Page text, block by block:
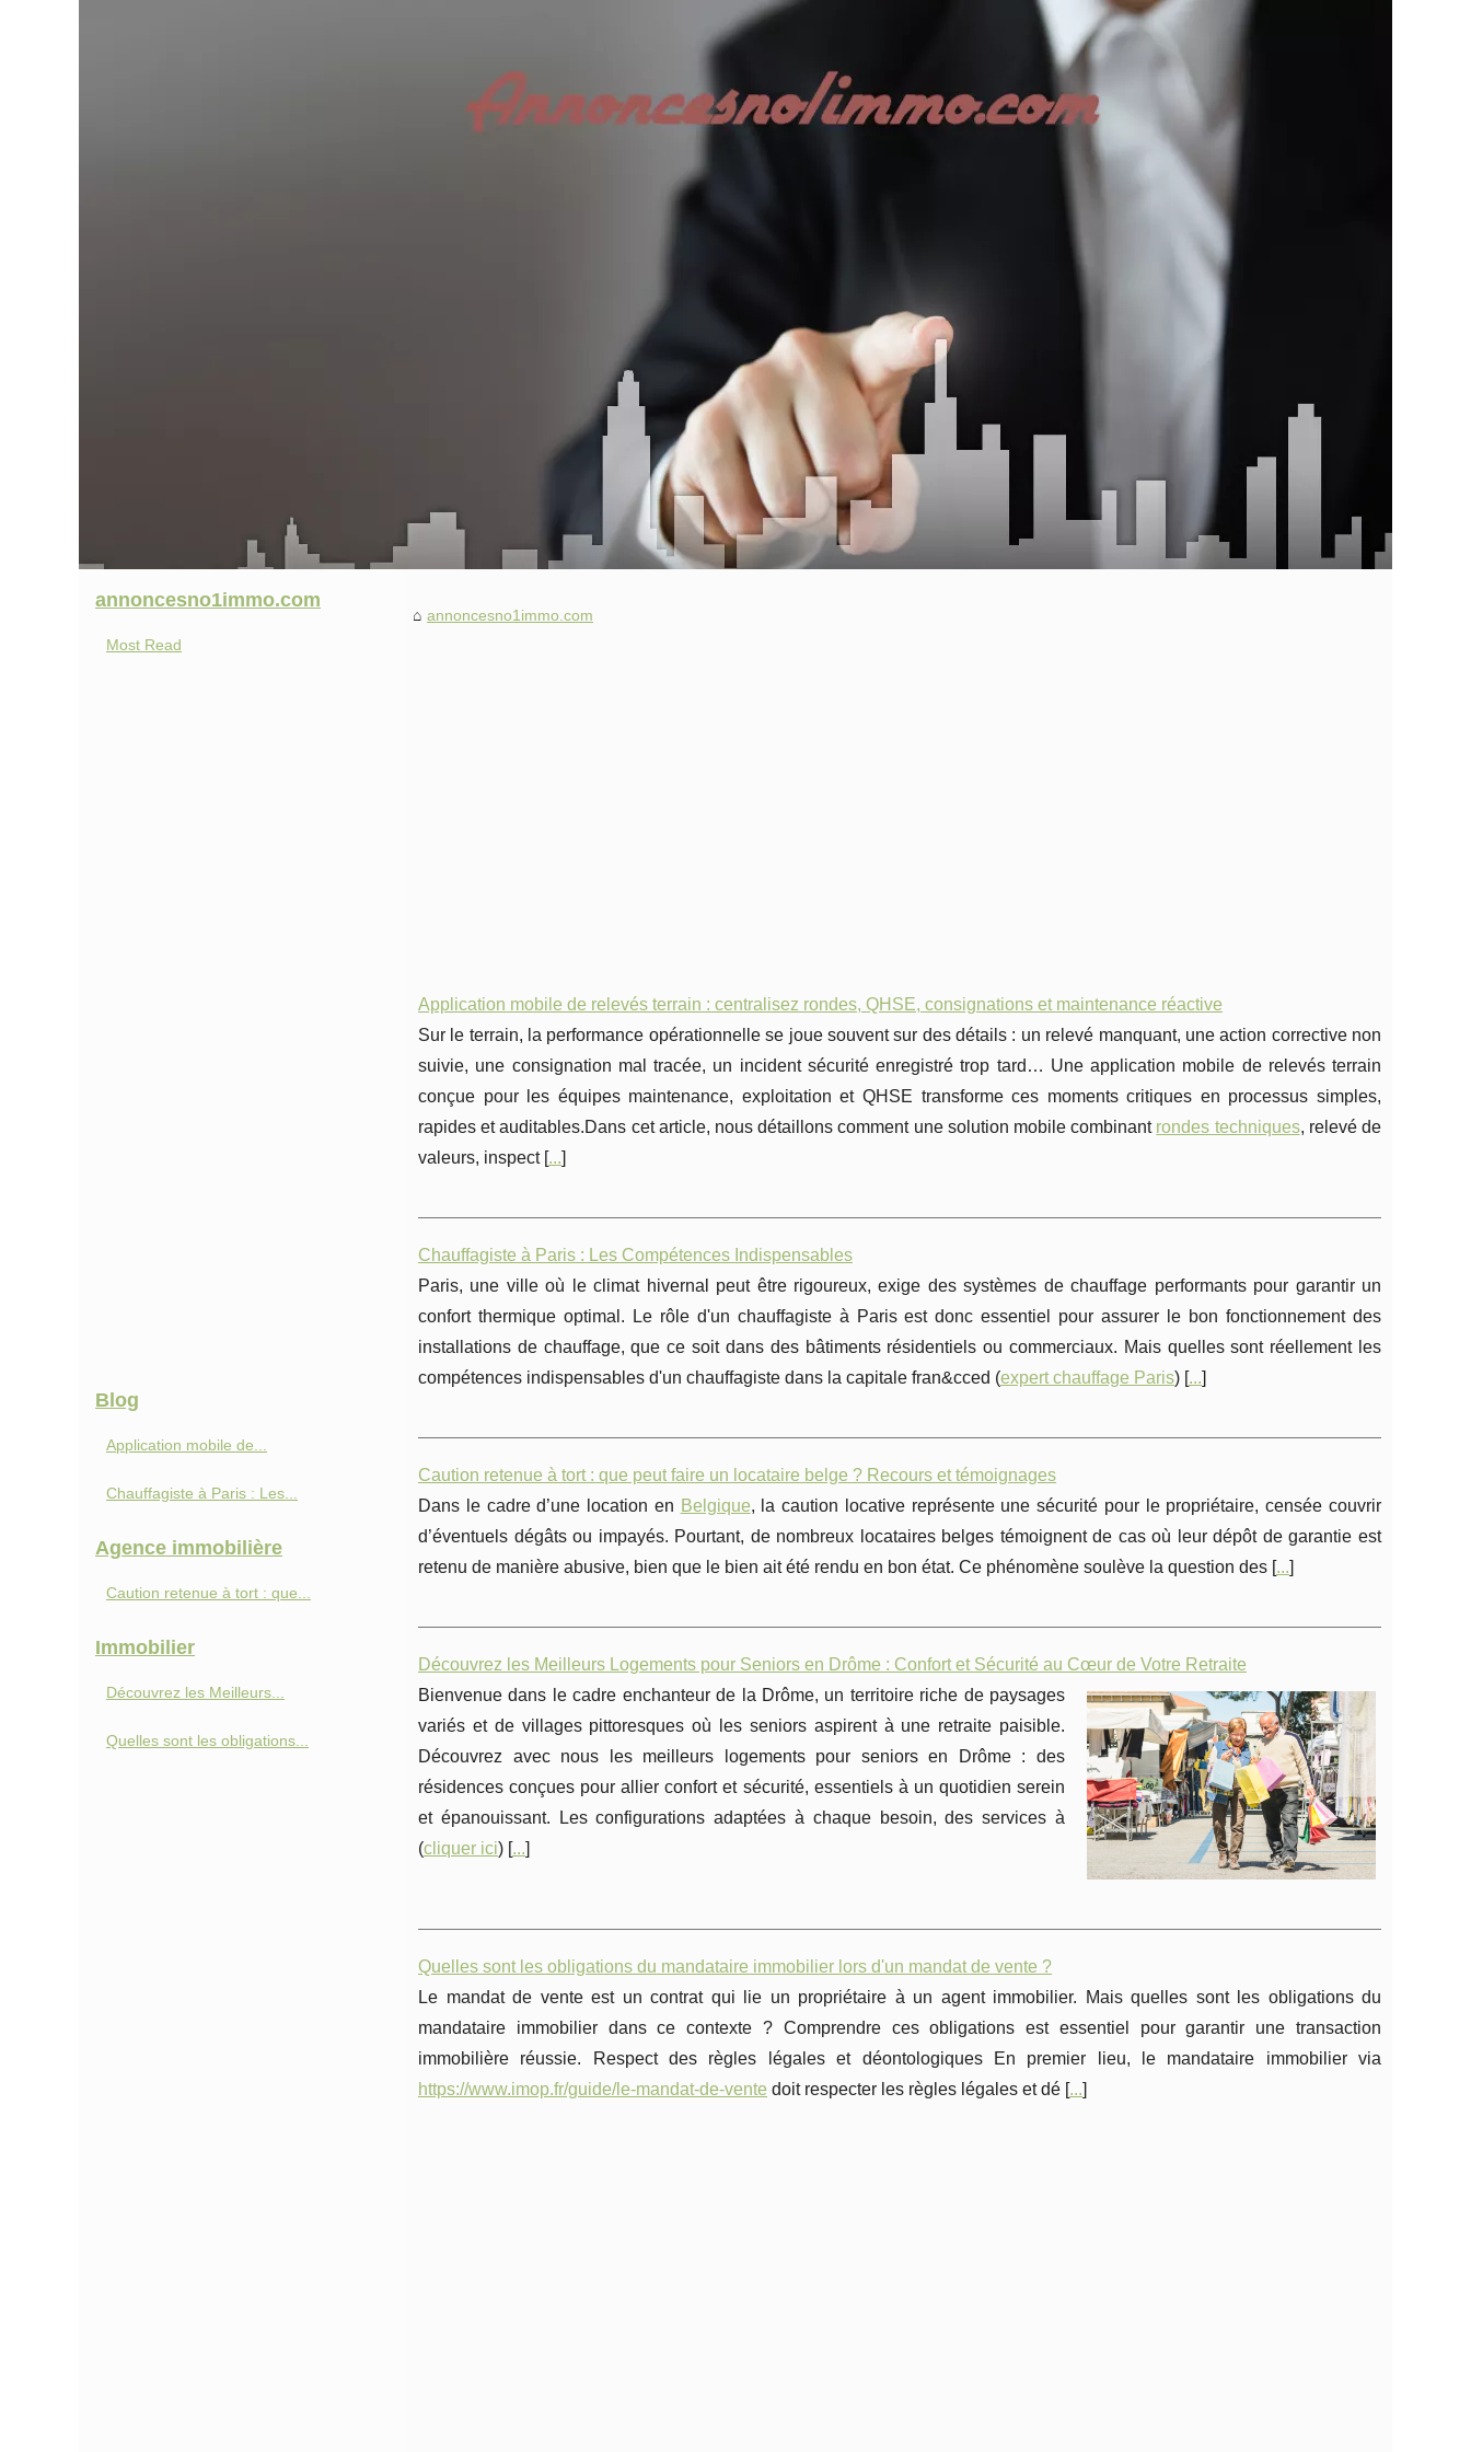
annoncesno1immo.com
Application mobile de relevés terrain : centralisez rondes, QHSE, consignations et maintenance réactive
Sur le terrain, la performance opérationnelle se joue souvent sur des détails : un relevé manquant, une action corrective non
suivie, une consignation mal tracée, un incident sécurité enregistré trop tard… Une application mobile de relevés terrain
conçue pour les équipes maintenance, exploitation et QHSE transforme ces moments critiques en processus simples,
rapides et auditables.Dans cet article, nous détaillons comment une solution mobile combinant rondes techniques, relevé de
valeurs, inspect [...]
Chauffagiste à Paris : Les Compétences Indispensables
Paris, une ville où le climat hivernal peut être rigoureux, exige des systèmes de chauffage performants pour garantir un
confort thermique optimal. Le rôle d'un chauffagiste à Paris est donc essentiel pour assurer le bon fonctionnement des
installations de chauffage, que ce soit dans des bâtiments résidentiels ou commerciaux. Mais quelles sont réellement les
compétences indispensables d'un chauffagiste dans la capitale fran&cced (expert chauffage Paris) [...]
Caution retenue à tort : que peut faire un locataire belge ? Recours et témoignages
Dans le cadre d’une location en Belgique, la caution locative représente une sécurité pour le propriétaire, censée couvrir
d’éventuels dégâts ou impayés. Pourtant, de nombreux locataires belges témoignent de cas où leur dépôt de garantie est
retenu de manière abusive, bien que le bien ait été rendu en bon état. Ce phénomène soulève la question des [...]
Découvrez les Meilleurs Logements pour Seniors en Drôme : Confort et Sécurité au Cœur de Votre Retraite
Bienvenue dans le cadre enchanteur de la Drôme, un territoire riche de paysages
variés et de villages pittoresques où les seniors aspirent à une retraite paisible.
Découvrez avec nous les meilleurs logements pour seniors en Drôme : des
résidences conçues pour allier confort et sécurité, essentiels à un quotidien serein
et épanouissant. Les configurations adaptées à chaque besoin, des services à
(cliquer ici) [...]
Quelles sont les obligations du mandataire immobilier lors d'un mandat de vente ?
Le mandat de vente est un contrat qui lie un propriétaire à un agent immobilier. Mais quelles sont les obligations du
mandataire immobilier dans ce contexte ? Comprendre ces obligations est essentiel pour garantir une transaction
immobilière réussie. Respect des règles légales et déontologiques En premier lieu, le mandataire immobilier via
https://www.imop.fr/guide/le-mandat-de-vente doit respecter les règles légales et dé [ ...
annoncesno1immo.com
Most Read
Blog
Application mobile de...
Chauffagiste à Paris : Les...
Agence immobilière
Caution retenue à tort : que...
Immobilier
Découvrez les Meilleurs...
Quelles sont les obligations...